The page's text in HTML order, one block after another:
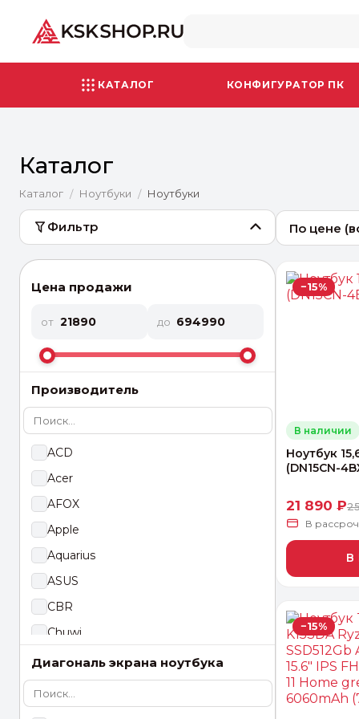
КАТАЛОГ КОНФИГУРАТОР ПК
Каталог
Каталог / Ноутбуки / Ноутбуки
Фильтр
Цена продажи
Производитель
ACD
Acer
AFOX
Apple
Aquarius
ASUS
CBR
Chuwi
CHUWI
Dell
Digma
Диагональ экрана ноутбука
По цене
−15%
В наличии
Ноутбук
(DN15CN-
21 890 ₽
В
В
−15%